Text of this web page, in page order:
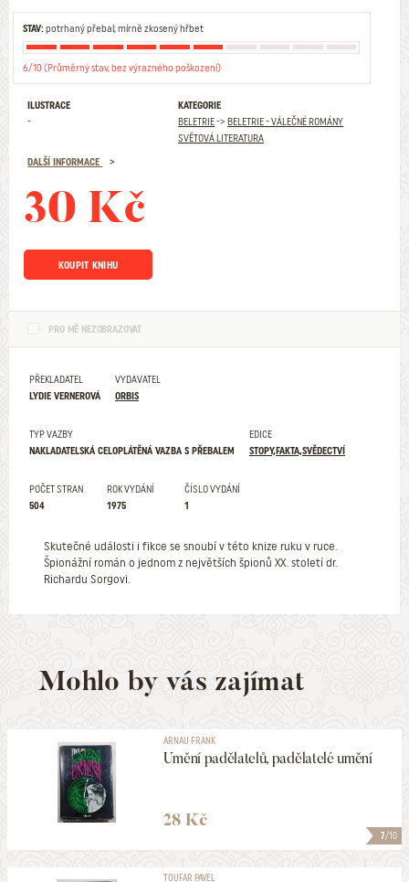
STAV:potrhaný přebal; mírně zkosený hřbet
6/10 (Průměrný stav, bez výrazného poškození)
ILUSTRACE
-
KATEGORIE
BELETRIE->BELETRIE - VÁLEČNÉ ROMÁNY
SVĚTOVÁ LITERATURA
DALŠÍ INFORMACE
30 Kč
KOUPIT KNIHU
PRO MĚ NEZOBRAZOVAT
PŘEKLADATEL
LYDIE VERNEROVÁ
VYDAVATEL
ORBIS
TYP VAZBY
NAKLADATELSKÁ CELOPLÁTĚNÁ VAZBA S PŘEBALEM
EDICE
STOPY,FAKTA,SVĚDECTVÍ
POČET STRAN
504
ROK VYDÁNÍ
1975
ČÍSLO VYDÁNÍ
1
Skutečné události i fikce se snoubí v této knize ruku v ruce.
Špionážní román o jednom z největších špionů XX. století dr.
Richardu Sorgovi.
Mohlo by vás zajímat
7/10
ARNAU FRANK
Umění padělatelů, padělatelé umění
28 Kč
TOUFAR PAVEL